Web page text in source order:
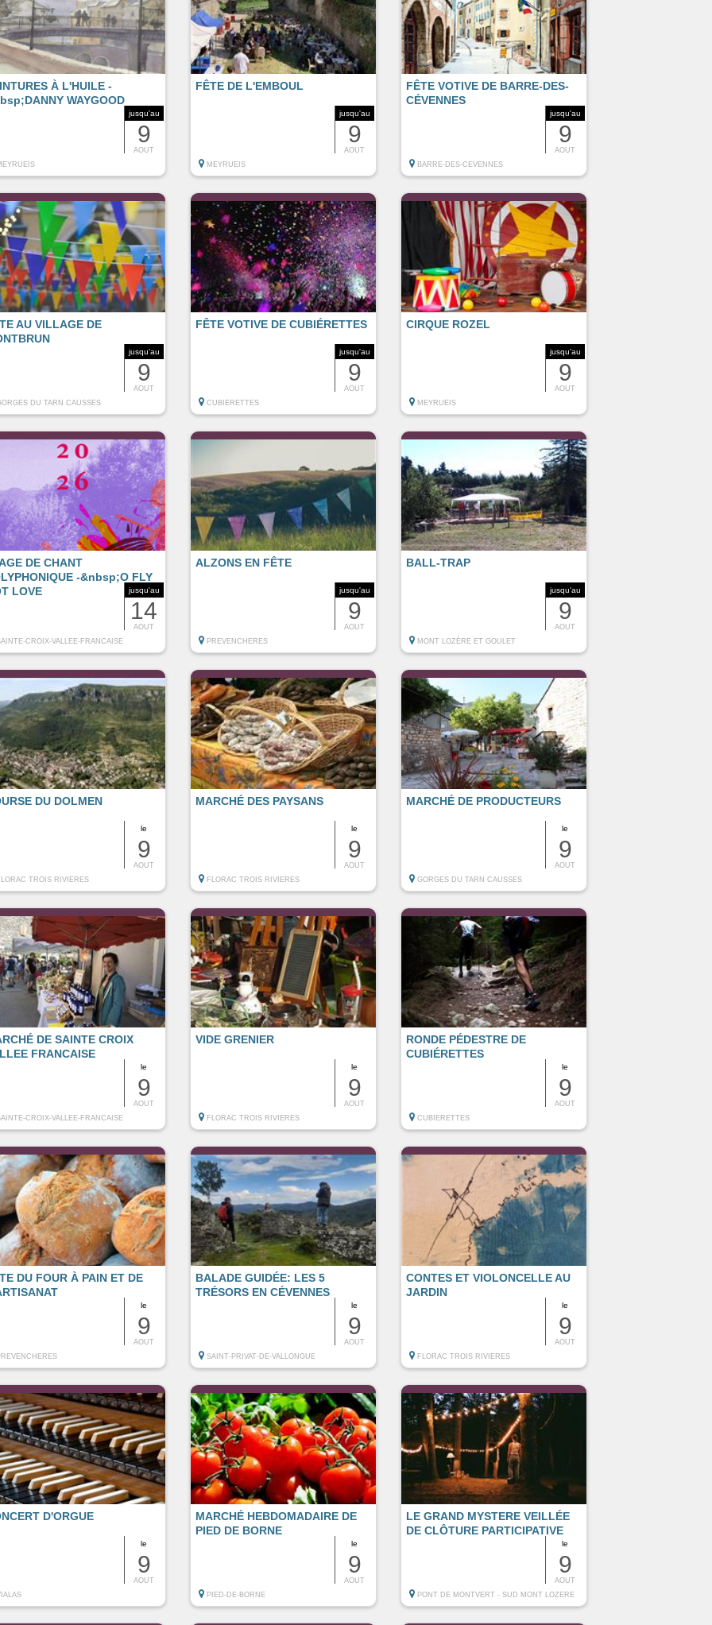
jusqu'au
9
AOUT
À L'HUILE -
WAYGOOD
jusqu'au
9
AOUT
FÊTE DE L'EMBOUL
MEYRUEIS
jusqu'au
9
AOUT
FÊTE VOTIVE DE BARRE-DES-
CÉVENNES
BARRE-DES-CEVENNES
jusqu'au
9
AOUT
AU VILLAGE DE
DU TARN CAUSSES
jusqu'au
9
AOUT
FÊTE VOTIVE DE CUBIÉRETTES
CUBIERETTES
jusqu'au
9
AOUT
CIRQUE ROZEL
MEYRUEIS
jusqu'au
14
AOUT
DE CHANT
-&nbsp;O FLY
LOVE
CROIX-VALLEE-FRANCAISE
jusqu'au
9
AOUT
ALZONS EN FÊTE
PREVENCHERES
jusqu'au
9
AOUT
BALL-TRAP
MONT LOZÈRE ET GOULET
le
9
AOUT
DU DOLMEN
TROIS RIVIERES
le
9
AOUT
MARCHÉ DES PAYSANS
FLORAC TROIS RIVIERES
le
9
AOUT
MARCHÉ DE PRODUCTEURS
GORGES DU TARN CAUSSES
le
9
AOUT
DE SAINTE CROIX
FRANCAISE
CROIX-VALLEE-FRANCAISE
le
9
AOUT
VIDE GRENIER
FLORAC TROIS RIVIERES
le
9
AOUT
RONDE PÉDESTRE DE
CUBIÉRETTES
CUBIERETTES
le
9
AOUT
DU FOUR À PAIN ET DE
le
9
AOUT
BALADE GUIDÉE: LES 5
TRÉSORS EN CÉVENNES
SAINT-PRIVAT-DE-VALLONGUE
le
9
AOUT
CONTES ET VIOLONCELLE AU
JARDIN
FLORAC TROIS RIVIERES
le
9
AOUT
D'ORGUE
le
9
AOUT
MARCHÉ HEBDOMADAIRE DE
PIED DE BORNE
PIED-DE-BORNE
le
9
AOUT
LE GRAND MYSTERE VEILLÉE
DE CLÔTURE PARTICIPATIVE
PONT DE MONTVERT - SUD MONT LOZERE